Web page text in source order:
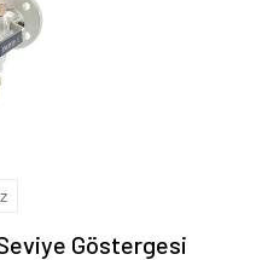
Göstergesi